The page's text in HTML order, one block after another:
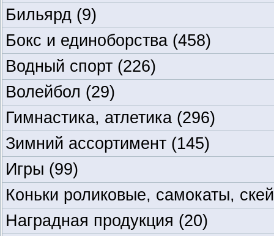
Бильярд (9)
Бокс и единоборства (458)
Водный спорт (226)
Волейбол (29)
Гимнастика, атлетика (296)
Зимний ассортимент (145)
Игры (99)
Коньки роликовые, самокаты,
Наградная продукция (20)